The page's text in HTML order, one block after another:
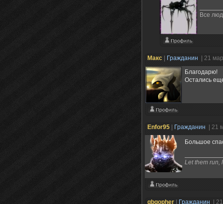
Все
Maкc Гражданин
| 21
Благодарю!
Остались
Enfor95 Гражданин | 21
Большое
Let them run,
gbgopher Гражданин |